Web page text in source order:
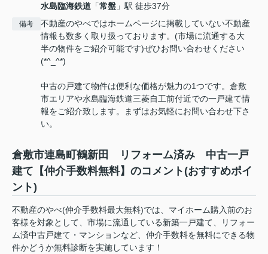
水島臨海鉄道 「常盤 」駅 徒歩37分
備考
不動産のやべではホームページに掲載していない不動産
情報も数多く取り扱っております。(市場に流通する大
半の物件をご紹介可能です)ぜひお問い合わせください
(*^_^*)
中古の戸建て物件は便利な価格が魅力の1つです。倉敷
市エリアや水島臨海鉄道三菱自工前付近での一戸建て情
報をご紹介致します。まずはお気軽にお問い合わせ下さ
い。
倉敷市連島町鶴新田 リフォーム済み 中古一戸
建て【仲介手数料無料】のコメント(おすすめポイ
ント)
不動産のやべ(仲介手数料最大無料)では、マイホーム購入前のお
客様を対象として、市場に流通している新築一戸建て、リフォー
ム済中古戸建て・マンションなど、仲介手数料を無料にできる物
件かどうか無料診断を実施しています！